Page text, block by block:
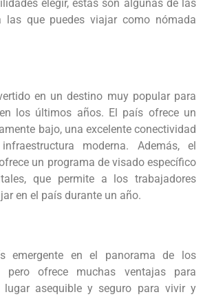
elegir, estas son algunas de las
las que puedes viajar como nómada
en un destino muy popular para
los últimos años. El país ofrece un
bajo, una excelente conectividad
moderna. Además, el
un programa de visado específico
que permite a los trabajadores
en el país durante un año.
emergente en el panorama de los
pero ofrece muchas ventajas para
lugar asequible y seguro para vivir y